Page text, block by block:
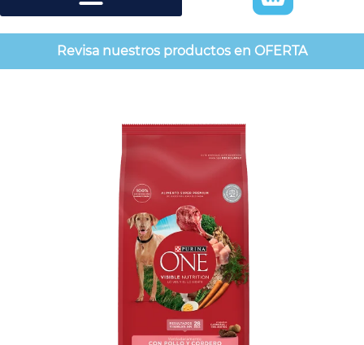
Revisa nuestros productos en OFERTA